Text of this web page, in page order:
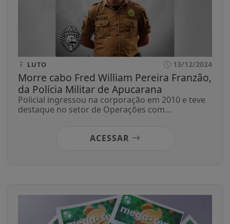
LUTO 13/12/2024
Morre cabo Fred William Pereira Franzão,
da Polícia Militar de Apucarana
Policial ingressou na corporação em 2010 e teve
destaque no setor de Operações com...
ACESSAR